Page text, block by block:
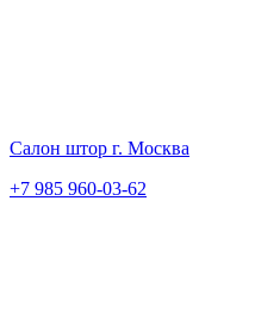
Салон штор г. Москва
+7 985 960-03-62